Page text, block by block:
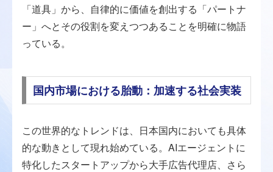
「道具」から、自律的に価値を創出する「パートナ
ー」へとその役割を変えつつあることを明確に物語
っている。
国内市場における胎動：加速する社会実装
この世界的なトレンドは、日本国内においても具体
的な動きとして現れ始めている。AIエージェントに
特化したスタートアップから大手広告代理店、さら